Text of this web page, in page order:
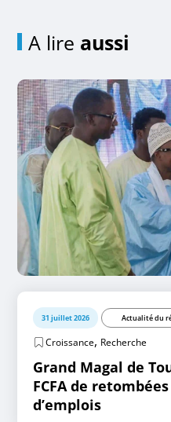
A lire aussi
31 juillet 2026 Actualité du
Croissance, Recherche
Grand Magal de
FCFA de
d’emplois